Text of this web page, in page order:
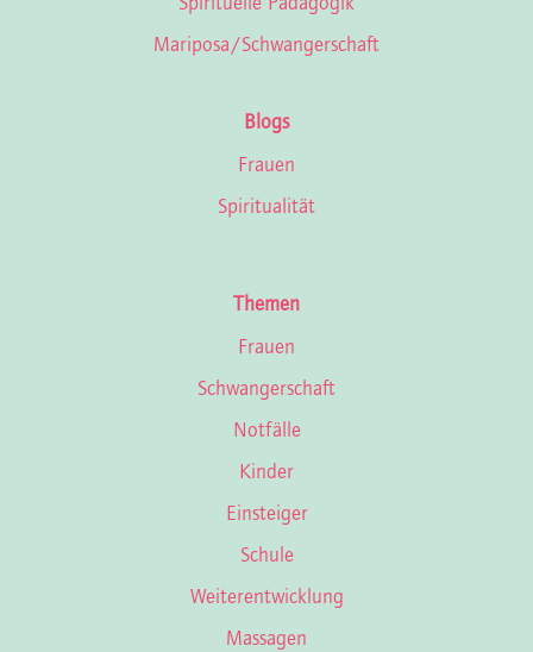
Mariposa/Schwan­ger­schaft
Blogs
Frauen
Spiritualität
Themen
Frauen
Schwangerschaft
Notfälle
Kinder
Einsteiger
Schule
Weiterentwicklung
Massagen